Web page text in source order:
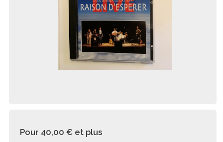
Pour 40,00 € et plus